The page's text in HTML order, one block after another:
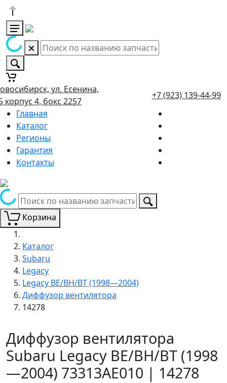
ул. Есенина,
корпус 4, бокс 2257
+7 (923) 139-44-99
Главная
Каталог
Регионы
Гарантия
Контакты
Корзина
Каталог
Subaru
Legacy
Legacy BE/BH/BT (1998—2004)
Диффузор вентилятора
14278
Диффузор вентилятора
Subaru Legacy BE/BH/BT (1998
—2004) 73313AE010 | 14278